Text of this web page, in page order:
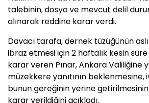
talebinin, dosya ve mevcut delil
alınarak reddine karar verdi.
Davacı tarafa, dernek tüzüğünün
ibraz etmesi için 2 haftalık kesin
karar veren Pınar, Ankara Valiliğine
müzekkere yanıtının beklenmesine,
bunun gereğinin yerine
karar verildiğini açıkladı.